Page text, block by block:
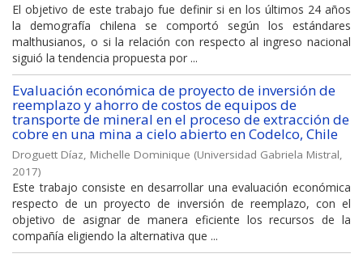
El objetivo de este trabajo fue definir si en los últimos 24 años
la demografía chilena se comportó según los estándares
malthusianos, o si la relación con respecto al ingreso nacional
siguió la tendencia propuesta por ...
Evaluación económica de proyecto de inversión de
reemplazo y ahorro de costos de equipos de
transporte de mineral en el proceso de extracción de
cobre en una mina a cielo abierto en Codelco, Chile
Droguett Díaz, Michelle Dominique (Universidad Gabriela Mistral,
2017)
Este trabajo consiste en desarrollar una evaluación económica
respecto de un proyecto de inversión de reemplazo, con el
objetivo de asignar de manera eficiente los recursos de la
compañía eligiendo la alternativa que ...